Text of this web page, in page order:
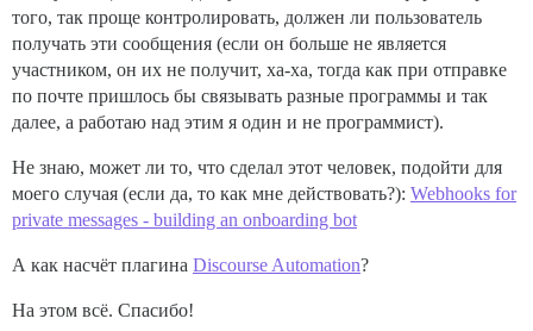
того, так проще контролировать, должен ли пользователь
получать эти сообщения (если он больше не является
участником, он их не получит, ха-ха, тогда как при отправке
по почте пришлось бы связывать разные программы и так
далее, а работаю над этим я один и не программист).
Не знаю, может ли то, что сделал этот человек, подойти для
моего случая (если да, то как мне действовать?): Webhooks for
private messages - building an onboarding bot
А как насчёт плагина Discourse Automation?
На этом всё. Спасибо!